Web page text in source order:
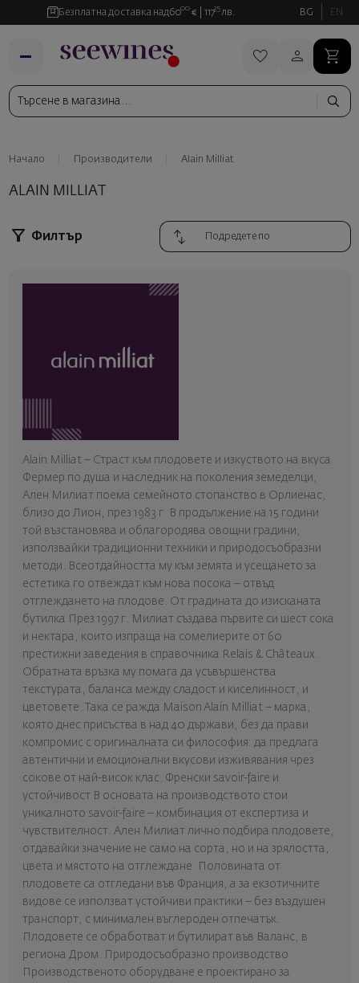
Безплатна доставка над6000 € 11735 лв. BG EN
Начало Производители Alain Milliat
ALAIN MILLIAT
Филтър
Alain Milliat – Страст към плодовете и изкуството на вкуса
Фермер по душа и наследник на поколения земеделци,
Ален Милиат поема семейното стопанство в Орлиенас,
близо до Лион, през 1983 г. В продължение на 15 години
той възстановява и облагородява овощни градини,
използвайки традиционни техники и природосъобразни
методи. Всеотдайността му към земята и усещането за
естетика го отвеждат към нова посока – отвъд
отглеждането на плодове. От градината до изисканата
бутилка През 1997 г. Милиат създава първите си шест сока
и нектара, които изпраща на сомелиерите от 60
престижни заведения в справочника Relais & Châteaux.
Обратната връзка му помага да усъвършенства
текстурата, баланса между сладост и киселинност, и
цветовете. Така се ражда Maison Alain Milliat – марка,
която днес присъства в над 40 държави, без да прави
компромис с оригиналната си философия: да предлага
автентични и емоционални вкусови изживявания чрез
сокове от най-висок клас. Френски savoir-faire и
устойчивост В основата на производството стои
уникалното savoir-faire – комбинация от експертиза и
чувствителност. Ален Милиат лично подбира плодовете,
отдавайки значение не само на сорта, но и на зрялостта,
цвета и мястото на отглеждане. Половината от
плодовете са отгледани във Франция, а за екзотичните
видове се използват устойчиви практики – без въздушен
транспорт, с минимален въглероден отпечатък.
Плодовете се обработват и бутилират във Валанс, в
региона Дром. Природосъобразно производство
Производственото оборудване е проектирано за